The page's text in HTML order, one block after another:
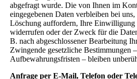
abgefragt wurde. Die von Ihnen im
eingegebenen Daten verbleiben bei
Löschung auffordern, Ihre Einwilligung
widerrufen oder der Zweck für die
B. nach abgeschlossener Bearbeitung
Zwingende gesetzliche Bestimmungen
Aufbewahrungsfristen – bleiben
Anfrage per E-Mail, Telefon oder